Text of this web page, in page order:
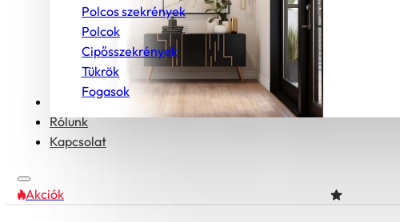
Polcos szekrények
Polcok
Cipősszekrények
Tükrök
Fogasok
Bútorcsaládok
Rólunk
Kapcsolat
Akciók